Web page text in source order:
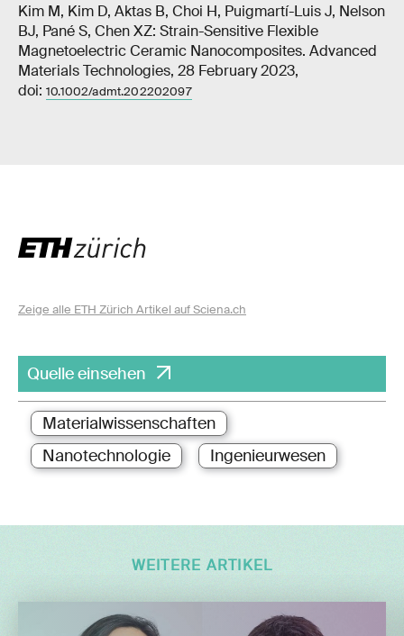
Kim M, Kim D, Aktas B, Choi H, Puigmartí-Luis J, Nelson
BJ, Pané S, Chen XZ: Strain-Sensitive Flexible
Magnetoelectric Ceramic Nanocomposites. Advanced
Materials Technologies, 28 February 2023,
doi: 10.1002/admt.202202097
Zeige alle ETH Zürich Artikel auf Sciena.ch
Quelle einsehen
Materialwissenschaften
Nanotechnologie
Ingenieurwesen
WEITERE ARTIKEL